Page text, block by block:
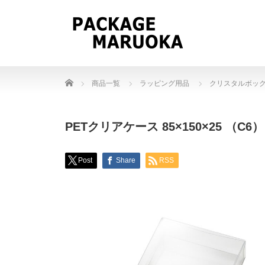
Home 商品一覧 ラッピング用品 クリスタルボッ
PETクリアケース 85×150×25 （C6
Post Share RSS